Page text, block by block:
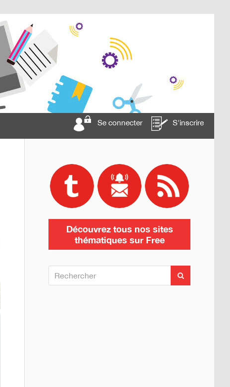
Se connecter S'inscrire
Découvrez tous nos sites
thématiques sur Free